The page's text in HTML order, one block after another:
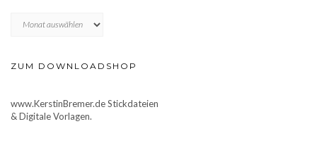
ZUM DOWNLOADSHOP
www.KerstinBremer.de Stickdateien
& Digitale Vorlagen.